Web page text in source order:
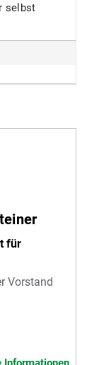
selbst
für
Vorstand